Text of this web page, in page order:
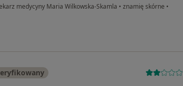
medycyny Maria Wilkowska-Skamla • znamię skórne •